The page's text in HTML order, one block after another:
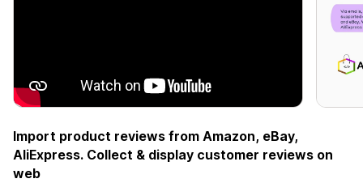
Import product reviews from Amazon, eBay,
AliExpress. Collect & display customer reviews on
web